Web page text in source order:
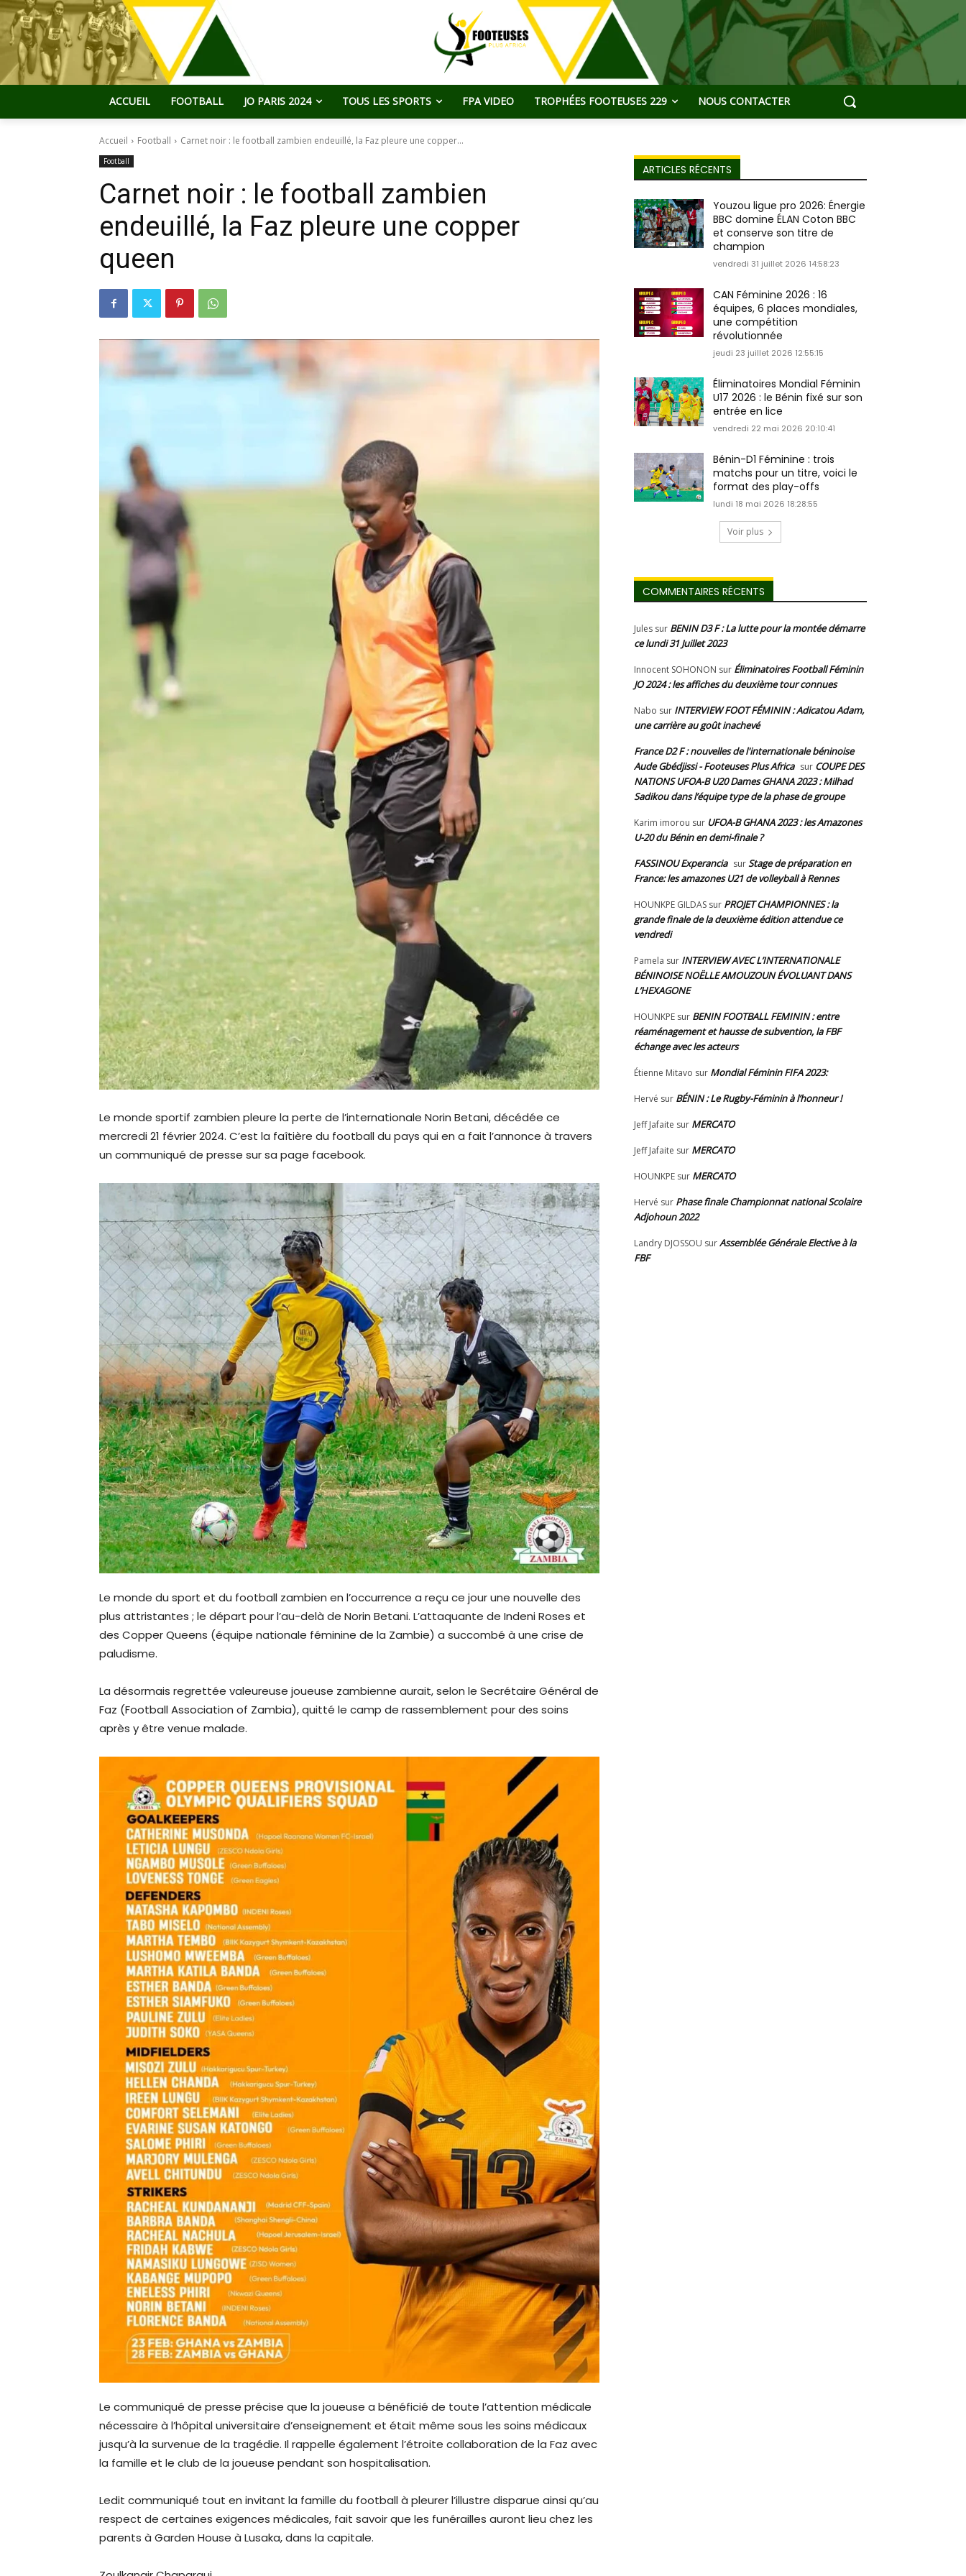
ACCUEIL FOOTBALL JO PARIS 2024 TOUS LES SPORTS FPA VIDEO TROPHÉES FOOTEUSES 229 NOUS CONTACTER
Accueil Football Carnet noir : le football zambien endeuillé, la Faz pleure une copper...
Football
Carnet noir : le football zambien
endeuillé, la Faz pleure une copper
queen
Le monde sportif zambien pleure la perte de l’internationale Norin Betani, décédée ce
mercredi 21 février 2024. C’est la faîtière du football du pays qui en a fait l’annonce à travers
un communiqué de presse sur sa page facebook.
Le monde du sport et du football zambien en l’occurrence a reçu ce jour une nouvelle des
plus attristantes ; le départ pour l’au-delà de Norin Betani. L’attaquante de Indeni Roses et
des Copper Queens (équipe nationale féminine de la Zambie) a succombé à une crise de
paludisme.
La désormais regrettée valeureuse joueuse zambienne aurait, selon le Secrétaire Général de
Faz (Football Association of Zambia), quitté le camp de rassemblement pour des soins
après y être venue malade.
Le communiqué de presse précise que la joueuse a bénéficié de toute l’attention médicale
nécessaire à l’hôpital universitaire d’enseignement et était même sous les soins médicaux
jusqu’à la survenue de la tragédie. Il rappelle également l’étroite collaboration de la Faz avec
la famille et le club de la joueuse pendant son hospitalisation.
Ledit communiqué tout en invitant la famille du football à pleurer l’illustre disparue ainsi qu’au
respect de certaines exigences médicales, fait savoir que les funérailles auront lieu chez les
parents à Garden House à Lusaka, dans la capitale.
ARTICLES RÉCENTS
Youzou ligue pro 2026: Énergie
BBC domine ÉLAN Coton BBC
et conserve son titre de
champion
vendredi 31 juillet 2026 14:58:23
CAN Féminine 2026 : 16
équipes, 6 places mondiales,
une compétition
révolutionnée
jeudi 23 juillet 2026 12:55:15
Éliminatoires Mondial Féminin
U17 2026 : le Bénin fixé sur son
entrée en lice
vendredi 22 mai 2026 20:10:41
Bénin-D1 Féminine : trois
matchs pour un titre, voici le
format des play-offs
lundi 18 mai 2026 18:28:55
Voir plus
COMMENTAIRES RÉCENTS
Jules sur BENIN D3 F : La lutte pour la montée démarre
ce lundi 31 Juillet 2023
Innocent SOHONON sur Éliminatoires Football Féminin
JO 2024 : les affiches du deuxième tour connues
Nabo sur INTERVIEW FOOT FÉMININ : Adicatou Adam,
une carrière au goût inachevé
France D2 F : nouvelles de l'internationale béninoise
Aude Gbédjissi - Footeuses Plus Africa sur COUPE DES
NATIONS UFOA-B U20 Dames GHANA 2023 : Milhad
Sadikou dans l’équipe type de la phase de groupe
Karim imorou sur UFOA-B GHANA 2023 : les Amazones
U-20 du Bénin en demi-finale ?
FASSINOU Experancia surStage de préparation en
France: les amazones U21 de volleyball à Rennes
HOUNKPE GILDAS sur PROJET CHAMPIONNES : la
grande finale de la deuxième édition attendue ce
vendredi
Pamela sur INTERVIEW AVEC L’INTERNATIONALE
BÉNINOISE NOËLLE AMOUZOUN ÉVOLUANT DANS
L’HEXAGONE
HOUNKPE sur BENIN FOOTBALL FEMININ : entre
réaménagement et hausse de subvention, la FBF
échange avec les acteurs
Étienne Mitavo sur Mondial Féminin FIFA 2023:
Hervé sur BÉNIN : Le Rugby-Féminin à l’honneur !
Jeff Jafaite sur MERCATO
Jeff Jafaite sur MERCATO
HOUNKPE sur MERCATO
Hervé sur Phase finale Championnat national Scolaire
Adjohoun 2022
Landry DJOSSOU surAssemblée Générale Elective à la
FBF